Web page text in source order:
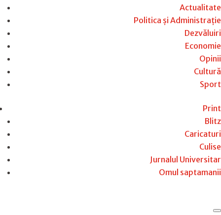
Actualitate
Politica și Administrație
Dezvăluiri
Economie
Opinii
Cultură
Sport
Print
Blitz
Caricaturi
Culise
Jurnalul Universitar
Omul saptamanii